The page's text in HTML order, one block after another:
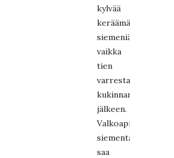
kylvää
keräämällä
siemeniä
vaikka
tien
varresta
kukinnan
jälkeen.
Valkoapilan
siementä
saa